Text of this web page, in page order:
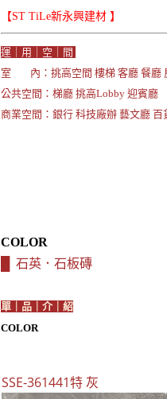
【ST TiLe新永興建材 】
運｜用｜空｜間
室 內：挑高空間 樓梯 客廳 餐廳
公共空間：梯廳 挑高Lobby 迎賓廳
商業空間：銀行 科技廠辦 藝文廳 百
COLOR
█石英．石板磚
單｜品｜介｜紹
COLOR
SSE-361441特 灰